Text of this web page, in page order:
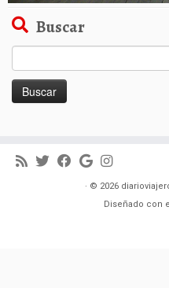
Buscar
· © 2026
Diseñado con